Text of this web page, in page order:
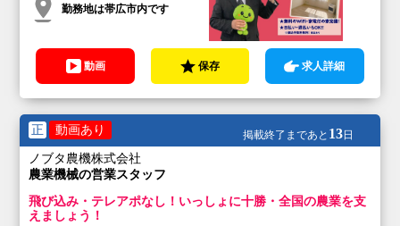
勤務地は帯広市内です
動画 保存 求人詳細
正 動画あり 掲載終了まであと 13日
ノブタ農機株式会社
農業機械の営業スタッフ
飛び込み・テレアポなし！いっしょに十勝・全国の農業を支
えましょう！